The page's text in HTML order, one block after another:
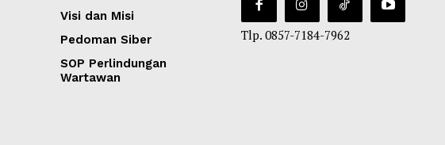
Visi dan Misi
Pedoman Siber
SOP Perlindungan
Wartawan
Tlp. 0857-7184-7962